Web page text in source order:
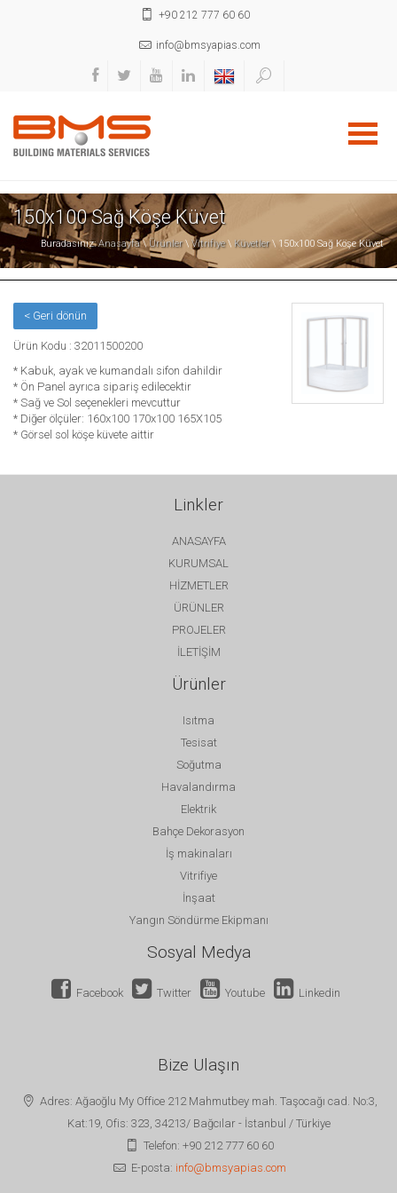
+90 212 777 60 60
info@bmsyapias.com
150x100 Sağ Köşe Küvet
Buradasınız: Anasayfa\Ürünler\ Vitrifiye\ Küvetler\ 150x100 Sağ Köşe Küvet
< Geri dönün
Ürün Kodu : 32011500200
* Kabuk, ayak ve kumandalı sifon dahildir
* Ön Panel ayrıca sipariş edilecektir
* Sağ ve Sol seçenekleri mevcuttur
* Diğer ölçüler: 160x100 170x100 165X105
* Görsel sol köşe küvete aittir
Linkler
ANASAYFA
KURUMSAL
HİZMETLER
ÜRÜNLER
PROJELER
İLETİŞİM
Ürünler
Isıtma
Tesisat
Soğutma
Havalandırma
Elektrik
Bahçe Dekorasyon
İş makinaları
Vitrifiye
İnşaat
Yangın Söndürme Ekipmanı
Sosyal Medya
Facebook Twitter Youtube Linkedin
Bize Ulaşın
Adres: Ağaoğlu My Office 212 Mahmutbey mah. Taşocağı cad. No:3,
Kat:19, Ofis: 323, 34213/ Bağcılar - İstanbul / Türkiye
Telefon: +90 212 777 60 60
E-posta: info@bmsyapias.com